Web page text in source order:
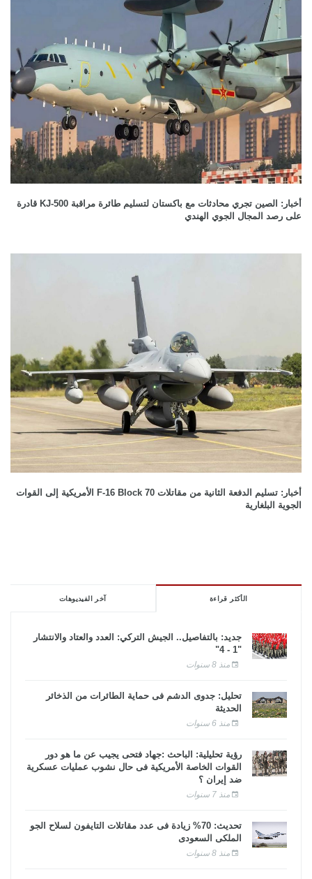
أخبار: الصين تجري محادثات مع باكستان لتسليم طائرة مراقبة KJ-500 قادرة
على رصد المجال الجوي الهندي
أخبار: تسليم الدفعة الثانية من مقاتلات F-16 Block 70 الأمريكية إلى القوات
الجوية البلغارية
الأكثر قراءة آخر الفيديوهات
جديد: بالتفاصيل.. الجيش التركي: العدد والعتاد والانتشار
"1 - 4"
منذ 8 سنوات
تحليل: جدوى الدشم فى حماية الطائرات من الذخائر
الحديثة
منذ 6 سنوات
رؤية تحليلية: الباحث :جهاد فتحى يجيب عن ما هو دور
القوات الخاصة الأمريكية فى حال نشوب عمليات عسكرية
ضد إيران ؟
منذ 7 سنوات
تحديث: 70% زيادة فى عدد مقاتلات التايفون لسلاح الجو
الملكى السعودى
منذ 8 سنوات